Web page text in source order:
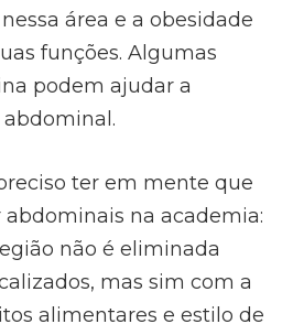
área e a obesidade
funções. Algumas
podem ajudar a
ter em mente que
na academia:
não é eliminada
mas sim com a
alimentares e estilo de